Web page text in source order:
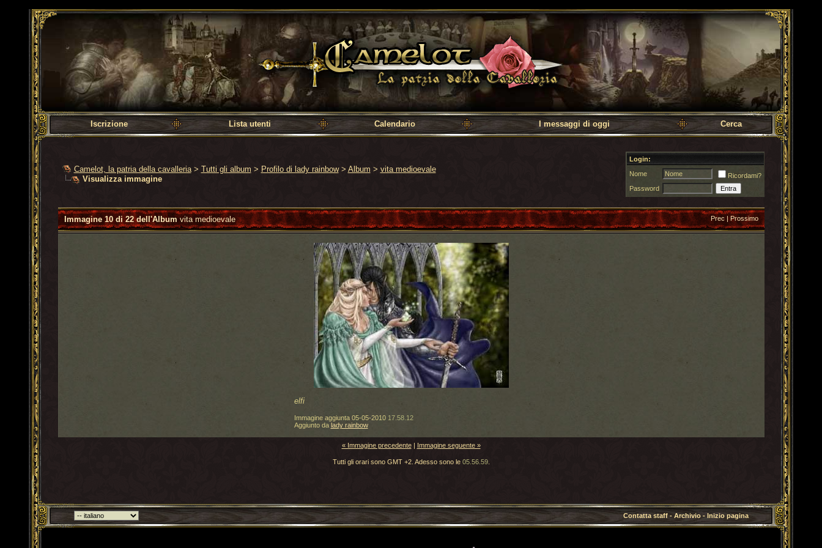
Camelot, la patria della cavalleria
Iscrizione Lista utenti Calendario I messaggi di oggi Cerca
Camelot, la patria della cavalleria > Tutti gli album > Profilo di lady rainbow > Album > vita medioevale
Visualizza immagine
Login:
Nome
Ricordami?
Password
Prec|Prossimo
Immagine 10 di 22 dell'Albumvita medioevale
elfi
Immagine aggiunta05-05-2010 17.58.12
Aggiunto da lady rainbow
« Immagine precedente| Immagine seguente »
Tutti gli orari sono GMT +2. Adesso sono le 05.56.59.
Contatta staff- Archivio- Inizio pagina
Torna indietro